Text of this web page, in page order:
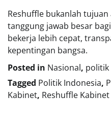
Reshuffle bukanlah
tanggung jawab besar
bekerja lebih cepat,
kepentingan bangsa.
Posted in Nasional, politik
Tagged Politik Indonesia,
Kabinet, Reshuffle